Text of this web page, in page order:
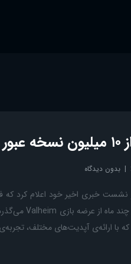
بدون دیدگاه
با ارائه‌ی آپدیت‌های مختلف،